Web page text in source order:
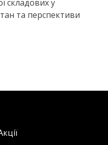
складових у
та перспективи